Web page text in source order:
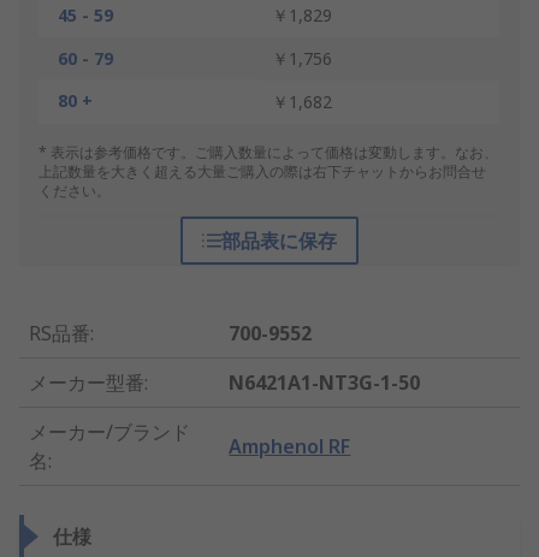
45 - 59
￥1,829
60 - 79
￥1,756
80 +
￥1,682
* 表示は参考価格です。ご購入数量によって価格は変動します。なお、
上記数量を大きく超える大量ご購入の際は右下チャットからお問合せ
ください。
部品表に保存
RS品番:
700-9552
メーカー型番:
N6421A1-NT3G-1-50
メーカー/ブランド
名:
Amphenol RF
仕様